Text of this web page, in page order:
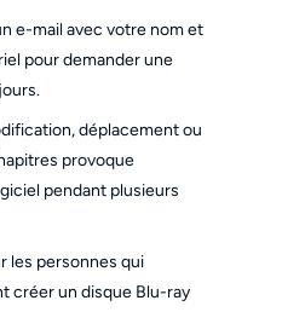
e-mail avec votre nom et
pour demander une
déplacement ou
provoque
pendant plusieurs
les personnes qui
créer un disque Blu-ray